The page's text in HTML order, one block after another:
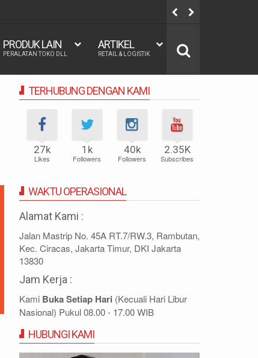
PRODUK LAIN
PERALATAN TOKO DLL
ARTIKEL
RETAIL & LOGISTIK
TERHUBUNG DENGAN KAMI
27k
Likes
1k
Followers
40k
Followers
2.35K
Subscribes
WAKTU OPERASIONAL
Alamat Kami :
Jalan Mastrip No. 45A RT.7/RW.3, Rambutan,
Kec. Ciracas, Jakarta Timur, DKI Jakarta
13830
Jam Kerja :
Kami Buka Setiap Hari (Kecuali Hari Libur
Nasional) Pukul 08.00 - 17.00 WIB
HUBUNGI KAMI